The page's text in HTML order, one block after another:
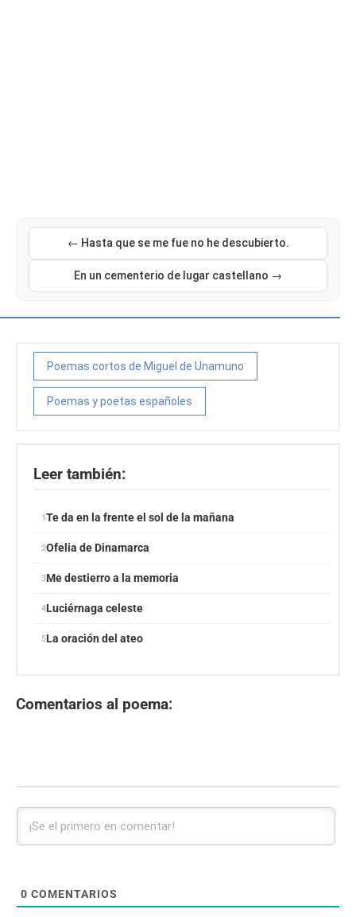
← Hasta que se me fue no he descubierto.
En un cementerio de lugar castellano →
Poemas cortos de Miguel de Unamuno
Poemas y poetas españoles
Leer también:
Te da en la frente el sol de la mañana
Ofelia de Dinamarca
Me destierro a la memoria
Luciérnaga celeste
La oración del ateo
Comentarios al poema:
0 COMENTARIOS